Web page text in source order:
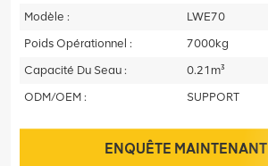
Modèle :
LWE70
Poids Opérationnel :
7000kg
Capacité Du Seau :
0.21m³
ODM/OEM :
SUPPORT
ENQUÊTE MAINTENANT